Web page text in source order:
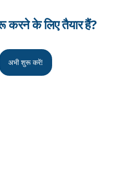
के लिए तैयार हैं?
अभी शुरू करें!